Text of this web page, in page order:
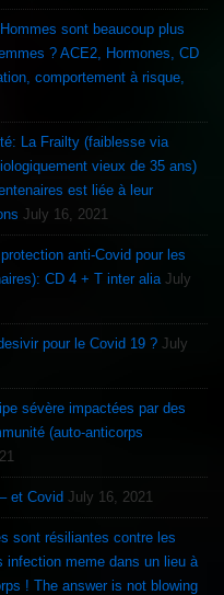
sont beaucoup plus
? ACE2, Hormones, CD
comportement à risque,
vieux de 35 ans)
est liée à leur
July 16, 2021
anti-Covid pour les
CD 4 + T inter alia July
pour le Covid 19 ? July
sévère impactées par des
(auto-anticorps
et Covid July 16, 2021
sont résiliantes contre les
infection meme dans un lieu à
! The answer is not blowing